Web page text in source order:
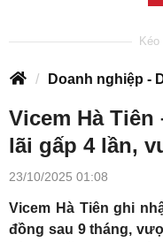
Doanh nghiệp -
Vicem Hà
lãi gấp 4 lần,
23/10/2025 01:08
Vicem Hà Tiên ghi
đồng sau 9 tháng,